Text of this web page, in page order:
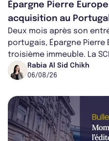
Épargne Pierre
acquisition au Portugal
Deux mois après son
portugais, Épargne Pierre
troisième immeuble. La
dans le centre du pays, un
Rabia Al Sid Chikh
06/08/26